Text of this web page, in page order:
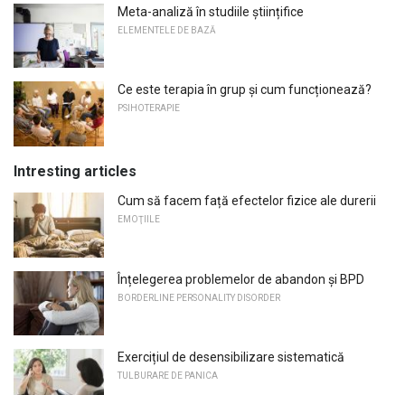
Meta-analiză în studiile științifice
ELEMENTELE DE BAZĂ
Ce este terapia în grup și cum funcționează?
PSIHOTERAPIE
Intresting articles
Cum să facem față efectelor fizice ale durerii
EMOŢIILE
Înțelegerea problemelor de abandon și BPD
BORDERLINE PERSONALITY DISORDER
Exercițiul de desensibilizare sistematică
TULBURARE DE PANICA